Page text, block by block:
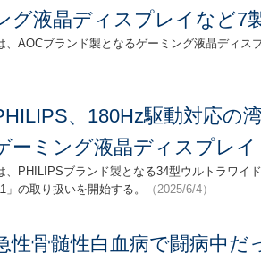
グ液晶ディスプレイなど7
、AOCブランド製となるゲーミング液晶ディス
、180Hz駆動対応の
ーミング液晶ディスプレイ
、PHILIPSブランド製となる34型ウルトラワイ
」の取り扱いを開始する。
（2025/6/4）
性骨髄性白血病で闘病中